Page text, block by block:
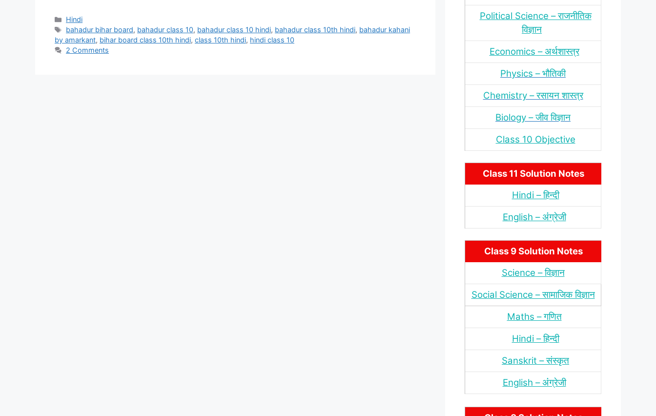
Categories
Hindi
Tags
bahadur bihar board, bahadur class 10, bahadur class 10 hindi, bahadur class 10th hindi, bahadur kahani
by amarkant, bihar board class 10th hindi, class 10th hindi, hindi class 10
2 Comments
Political Science – राजनीतिक
विज्ञान
Economics – अर्थशास्‍त्र
Physics – भौतिकी
Chemistry – रसायन शास्‍त्र
Biology – जीव विज्ञान
Class 10 Objective
Class 11 Solution Notes
Hindi – हिन्‍दी
English – अंंग्रेजी
Class 9 Solution Notes
Science – विज्ञान
Social Science – सामाजिक विज्ञान
Maths – गणित
Hindi – हिन्‍दी
Sanskrit – संस्‍कृत
English – अंंग्रेजी